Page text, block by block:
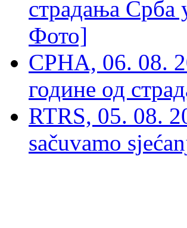
страдања Срба
Фото]
СРНА, 06. 08.
године од
RTRS, 05. 08.
sačuvamo